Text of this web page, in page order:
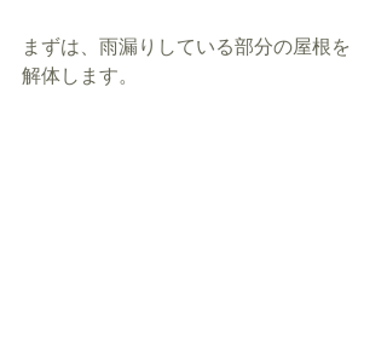
まずは、雨漏りしている部分の屋根を
解体します。